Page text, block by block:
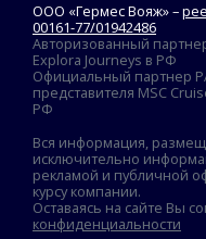
ООО «Гермес Вояж» –
00161-77/01942486
Авторизованный
Explora Journeys в РФ
Официальный партнер
представителя MSC
РФ
Вся информация,
исключительно
рекламой и публичной
курсу компании.
Оставаясь на сайте Вы
конфиденциальности